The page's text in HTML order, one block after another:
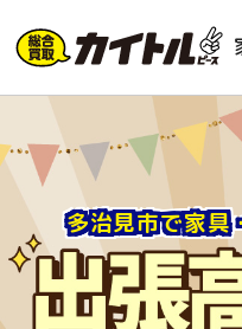
多治見市で家具